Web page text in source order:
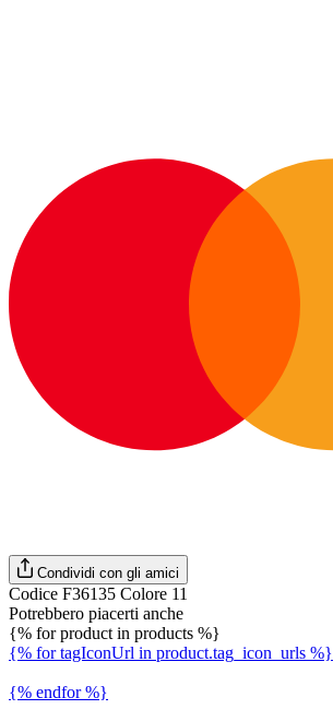
Condividi con gli amici
Codice F36135 Colore 11
Potrebbero piacerti anche
{% for product in products %}
{% for tagIconUrl in product.tag_icon_urls %}
{% endfor %}